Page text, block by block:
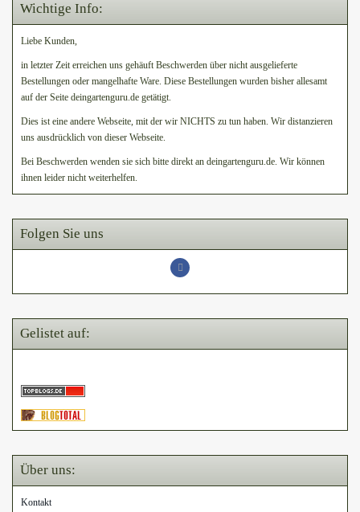
Wichtige Info:
Liebe Kunden,
in letzter Zeit erreichen uns gehäuft Beschwerden über nicht ausgelieferte
Bestellungen oder mangelhafte Ware. Diese Bestellungen wurden bisher allesamt
auf der Seite deingartenguru.de getätigt.
Dies ist eine andere Webseite, mit der wir NICHTS zu tun haben. Wir distanzieren
uns ausdrücklich von dieser Webseite.
Bei Beschwerden wenden sie sich bitte direkt an deingartenguru.de. Wir können
ihnen leider nicht weiterhelfen.
Folgen Sie uns
Gelistet auf:
Über uns:
Kontakt